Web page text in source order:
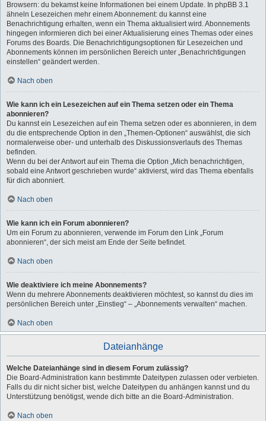
Browsern: du bekamst keine Informationen bei einem Update. In phpBB 3.1
ähneln Lesezeichen mehr einem Abonnement: du kannst eine
Benachrichtigung erhalten, wenn ein Thema aktualisiert wird. Abonnements
hingegen informieren dich bei einer Aktualisierung eines Themas oder eines
Forums des Boards. Die Benachrichtigungsoptionen für Lesezeichen und
Abonnements können im persönlichen Bereich unter „Benachrichtigungen
einstellen“ geändert werden.
Nach oben
Wie kann ich ein Lesezeichen auf ein Thema setzen oder ein Thema
abonnieren?
Du kannst ein Lesezeichen auf ein Thema setzen oder es abonnieren, in dem
du die entsprechende Option in den „Themen-Optionen“ auswählst, die sich
normalerweise ober- und unterhalb des Diskussionsverlaufs des Themas
befinden.
Wenn du bei der Antwort auf ein Thema die Option „Mich benachrichtigen,
sobald eine Antwort geschrieben wurde“ aktivierst, wird das Thema ebenfalls
für dich abonniert.
Nach oben
Wie kann ich ein Forum abonnieren?
Um ein Forum zu abonnieren, verwende im Forum den Link „Forum
abonnieren“, der sich meist am Ende der Seite befindet.
Nach oben
Wie deaktiviere ich meine Abonnements?
Wenn du mehrere Abonnements deaktivieren möchtest, so kannst du dies im
persönlichen Bereich unter „Einstieg“ – „Abonnements verwalten“ machen.
Nach oben
Dateianhänge
Welche Dateianhänge sind in diesem Forum zulässig?
Die Board-Administration kann bestimmte Dateitypen zulassen oder verbieten.
Falls du dir nicht sicher bist, welche Dateitypen du anhängen kannst und du
Unterstützung benötigst, wende dich bitte an die Board-Administration.
Nach oben